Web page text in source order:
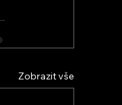
Zobrazit vše